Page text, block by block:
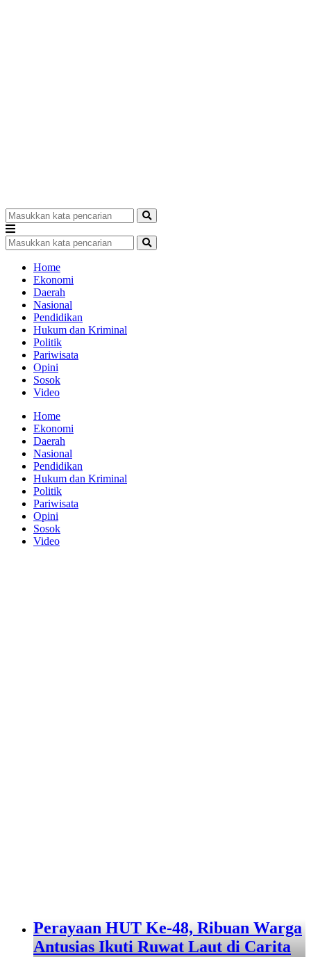
Home
Ekonomi
Daerah
Nasional
Pendidikan
Hukum dan Kriminal
Politik
Pariwisata
Opini
Sosok
Video
Home
Ekonomi
Daerah
Nasional
Pendidikan
Hukum dan Kriminal
Politik
Pariwisata
Opini
Sosok
Video
Perayaan HUT Ke-48, Ribuan Warga
Antusias Ikuti Ruwat Laut di Carita